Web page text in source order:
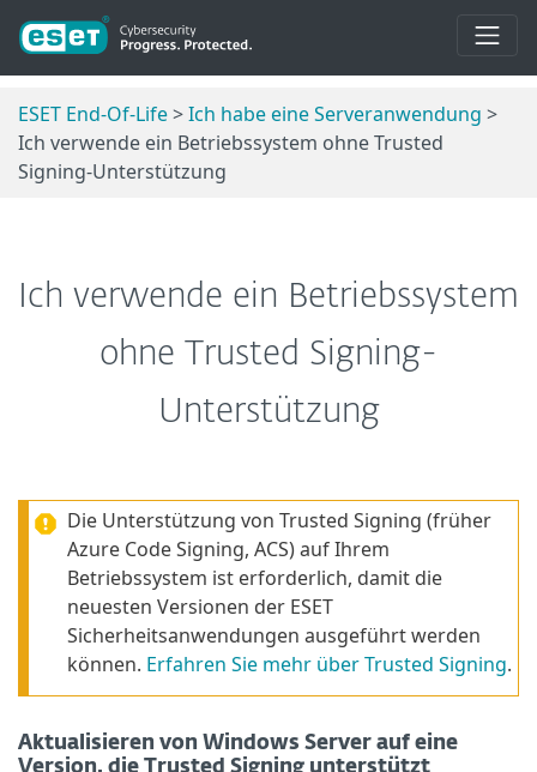
ESET End-Of-Life>Ich habe eine Serveranwendung >
Ich verwende ein Betriebssystem ohne Trusted
Signing-Unterstützung
Ich verwende ein Betriebssystem
ohne Trusted Signing-
Unterstützung
Die Unterstützung von Trusted Signing (früher
Azure Code Signing, ACS) auf Ihrem
Betriebssystem ist erforderlich, damit die
neuesten Versionen der ESET
Sicherheitsanwendungen ausgeführt werden
können. Erfahren Sie mehr über Trusted Signing.
Aktualisieren von Windows Server auf eine
Version, die Trusted Signing unterstützt